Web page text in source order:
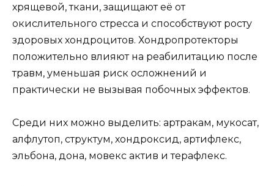
хрящевой, ткани, защищают её от
окислительного стресса и способствуют росту
здоровых хондроцитов. Хондропротекторы
положительно влияют на реабилитацию после
травм, уменьшая риск осложнений и
практически не вызывая побочных эффектов.
Среди них можно выделить: артракам, мукосат,
алфлутоп, структум, хондроксид, артифлекс,
эльбона, дона, мовекс актив и терафлекс.